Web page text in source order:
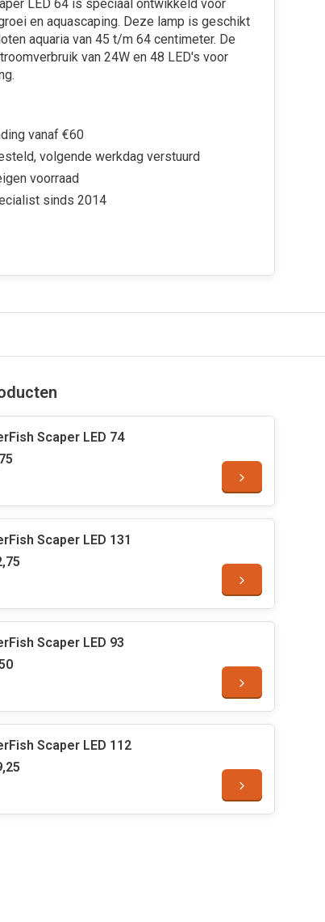
LED 64 is speciaal ontwikkeld voor
en aquascaping. Deze lamp is geschikt
aquaria van 45 t/m 64 centimeter. De
van 24W en 48 LED's voor
vanaf €60
volgende werkdag verstuurd
voorraad
sinds 2014
Scaper LED 74
Scaper LED 131
Scaper LED 93
Scaper LED 112